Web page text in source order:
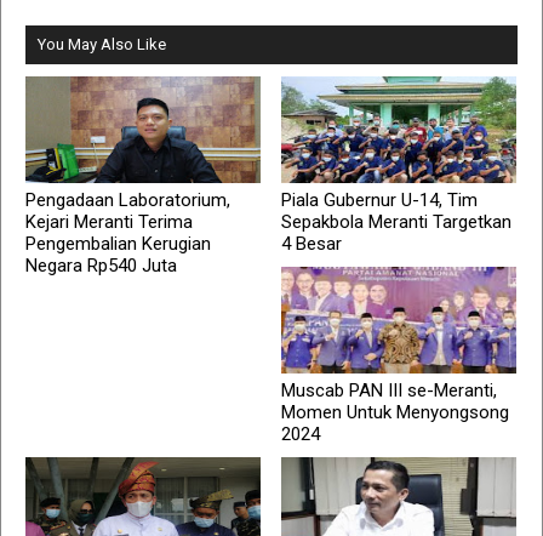
You May Also Like
Pengadaan Laboratorium,
Kejari Meranti Terima
Pengembalian Kerugian
Negara Rp540 Juta
Piala Gubernur U-14, Tim
Sepakbola Meranti Targetkan
4 Besar
Muscab PAN III se-Meranti,
Momen Untuk Menyongsong
2024